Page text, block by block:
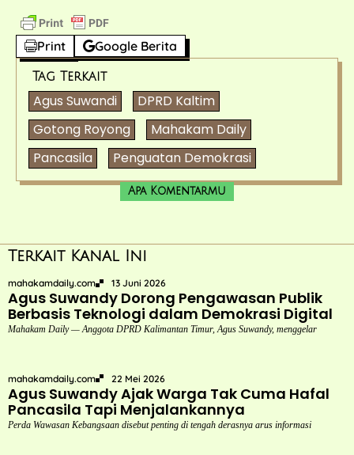
Print Google Berita
Tag Terkait
Agus Suwandi
DPRD Kaltim
Gotong Royong
Mahakam Daily
Pancasila
Penguatan Demokrasi
Apa Komentarmu
Terkait Kanal Ini
mahakamdaily.com 13 Juni 2026
Agus Suwandy Dorong Pengawasan Publik
Berbasis Teknologi dalam Demokrasi Digital
Mahakam Daily — Anggota DPRD Kalimantan Timur, Agus Suwandy, menggelar
mahakamdaily.com 22 Mei 2026
Agus Suwandy Ajak Warga Tak Cuma Hafal
Pancasila Tapi Menjalankannya
Perda Wawasan Kebangsaan disebut penting di tengah derasnya arus informasi